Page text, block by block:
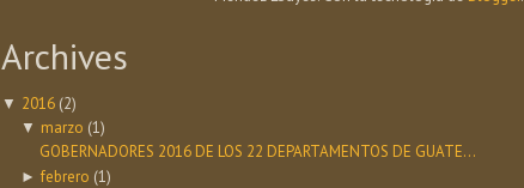
Archives
▼ 2016 (2)
▼ marzo (1)
GOBERNADORES 2016 DE LOS 22 DEPARTAMENTOS DE GUATE...
► febrero (1)